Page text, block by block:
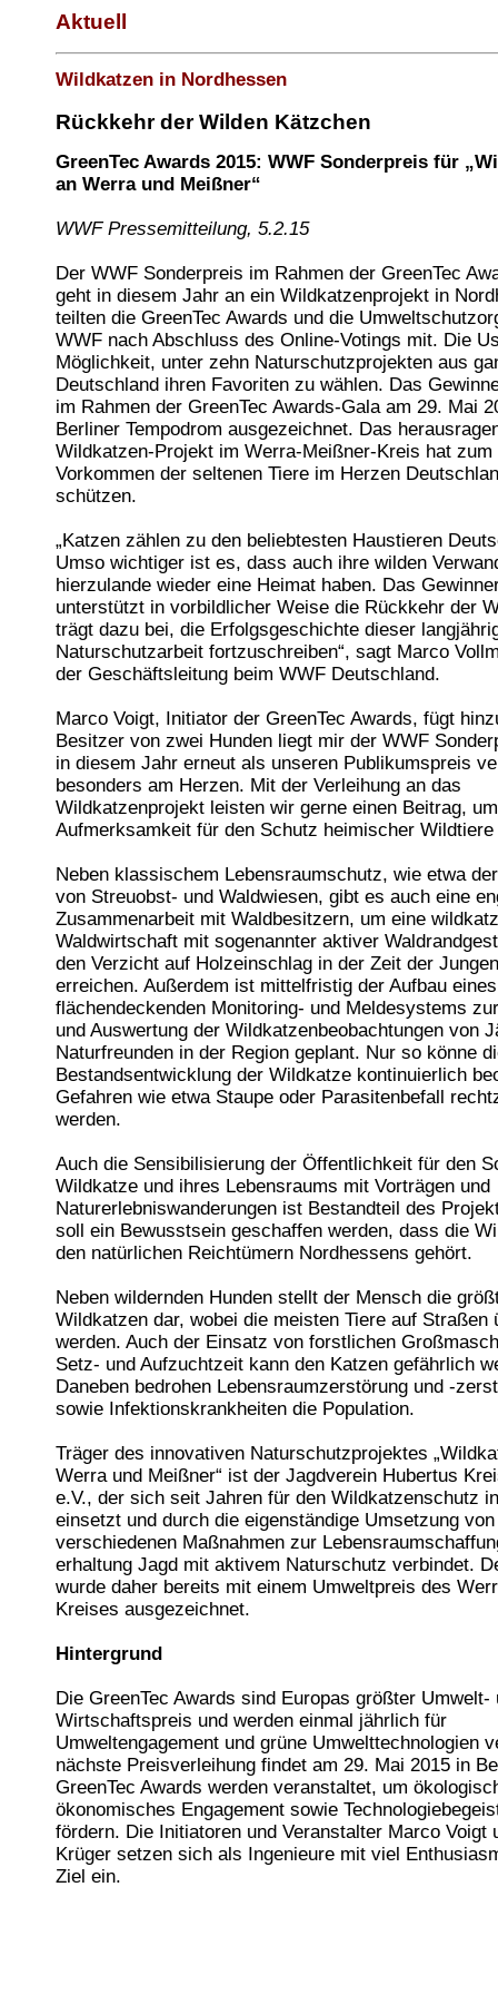
Aktuell
Wildkatzen in Nordhessen
Rückkehr der Wilden Kätzchen
GreenTec Awards 2015: WWF Sonderpreis für
an Werra und Meißner“
WWF Pressemitteilung, 5.2.15
Der WWF Sonderpreis im Rahmen der GreenTec
geht in diesem Jahr an ein Wildkatzenprojekt in
teilten die GreenTec Awards und die
WWF nach Abschluss des Online-Votings mit. Die
Möglichkeit, unter zehn Naturschutzprojekten aus
Deutschland ihren Favoriten zu wählen. Das
im Rahmen der GreenTec Awards-Gala am 29. Mai
Berliner Tempodrom ausgezeichnet. Das
Wildkatzen-Projekt im Werra-Meißner-Kreis hat zum
Vorkommen der seltenen Tiere im Herzen
schützen.
„Katzen zählen zu den beliebtesten Haustieren
Umso wichtiger ist es, dass auch ihre wilden
hierzulande wieder eine Heimat haben. Das
unterstützt in vorbildlicher Weise die Rückkehr der
trägt dazu bei, die Erfolgsgeschichte dieser
Naturschutzarbeit fortzuschreiben“, sagt Marco
der Geschäftsleitung beim WWF Deutschland.
Marco Voigt, Initiator der GreenTec Awards, fügt
Besitzer von zwei Hunden liegt mir der WWF
in diesem Jahr erneut als unseren Publikumspreis
besonders am Herzen. Mit der Verleihung an das
Wildkatzenprojekt leisten wir gerne einen Beitrag,
Aufmerksamkeit für den Schutz heimischer Wildtiere
Neben klassischem Lebensraumschutz, wie etwa
von Streuobst- und Waldwiesen, gibt es auch eine
Zusammenarbeit mit Waldbesitzern, um eine
Waldwirtschaft mit sogenannter aktiver
den Verzicht auf Holzeinschlag in der Zeit der
erreichen. Außerdem ist mittelfristig der Aufbau eines
flächendeckenden Monitoring- und Meldesystems
und Auswertung der Wildkatzenbeobachtungen von
Naturfreunden in der Region geplant. Nur so könne
Bestandsentwicklung der Wildkatze kontinuierlich
Gefahren wie etwa Staupe oder Parasitenbefall
werden.
Auch die Sensibilisierung der Öffentlichkeit für den
Wildkatze und ihres Lebensraums mit Vorträgen und
Naturerlebniswanderungen ist Bestandteil des
soll ein Bewusstsein geschaffen werden, dass die
den natürlichen Reichtümern Nordhessens gehört.
Neben wildernden Hunden stellt der Mensch die
Wildkatzen dar, wobei die meisten Tiere auf Straßen
werden. Auch der Einsatz von forstlichen
Setz- und Aufzuchtzeit kann den Katzen gefährlich
Daneben bedrohen Lebensraumzerstörung und -
sowie Infektionskrankheiten die Population.
Träger des innovativen Naturschutzprojektes
Werra und Meißner“ ist der Jagdverein Hubertus
e.V., der sich seit Jahren für den Wildkatzenschutz
einsetzt und durch die eigenständige Umsetzung von
verschiedenen Maßnahmen zur
erhaltung Jagd mit aktivem Naturschutz verbindet.
wurde daher bereits mit einem Umweltpreis des
Kreises ausgezeichnet.
Hintergrund
Die GreenTec Awards sind Europas größter Umwelt-
Wirtschaftspreis und werden einmal jährlich für
Umweltengagement und grüne Umwelttechnologien
nächste Preisverleihung findet am 29. Mai 2015 in
GreenTec Awards werden veranstaltet, um
ökonomisches Engagement sowie
fördern. Die Initiatoren und Veranstalter Marco Voigt
Krüger setzen sich als Ingenieure mit viel
Ziel ein.